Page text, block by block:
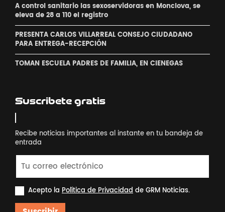
A control sanitario las sexoservidoras en Monclova, se
eleva de 28 a 110 el registro
PRESENTA CARLOS VILLARREAL CONSEJO CIUDADANO
PARA ENTREGA-RECEPCIÓN
TOMAN ESCUELA PADRES DE FAMILIA, EN CIENEGAS
Suscribete gratis
Recibe noticias importantes al instante en tu bandeja de
entrada
Acepto la Política de Privacidadde GRM Noticias.